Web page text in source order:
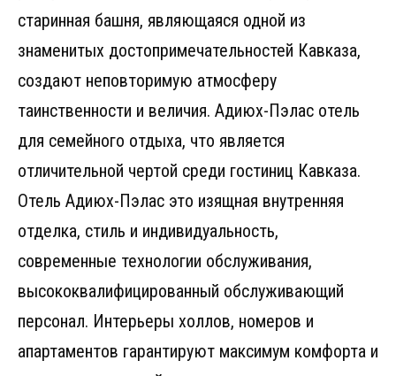
старинная башня, являющаяся одной из
знаменитых достопримечательностей Кавказа,
создают неповторимую атмосферу
таинственности и величия. Адиюх-Пэлас отель
для семейного отдыха, что является
отличительной чертой среди гостиниц Кавказа.
Отель Адиюх-Пэлас это изящная внутренняя
отделка, стиль и индивидуальность,
современные технологии обслуживания,
высококвалифицированный обслуживающий
персонал. Интерьеры холлов, номеров и
апартаментов гарантируют максимум комфорта и